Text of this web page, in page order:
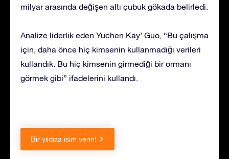
milyar arasında değişen altı çubuk gökada belirledi.
Analize liderlik eden Yuchen Kay’ Guo, “Bu çalışma
için, daha önce hiç kimsenin kullanmadığı verileri
kullandık. Bu hiç kimsenin girmediği bir ormanı
görmek gibi” ifadelerini kullandı.
Bir yıldıza isim verin!